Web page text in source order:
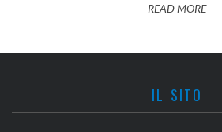
READ MORE
IL SITO